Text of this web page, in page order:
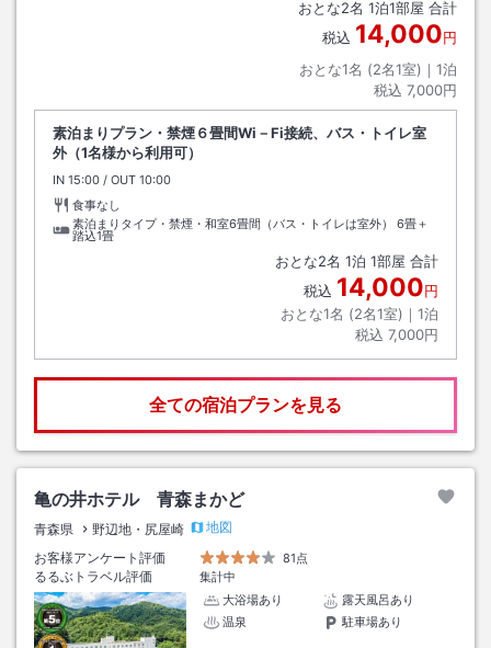
おとな2名 1泊1部屋 合計
税込 14,000円
おとな1名 (2名1室)｜ 1泊
税込 7,000円
素泊まりプラン・禁煙６畳間Wi－Fi接続、バス・トイレ室
外（1名様から利用可）
IN チェックイン
15:00 / OUT チェックアウト
10:00
食事なし
素泊まりタイプ・禁煙・和室6畳間（バス・トイレは室外）
6畳＋
踏込1畳
おとな2名 1泊 1部屋 合計
税込 14,000円
おとな1名 (2名1室)｜ 1泊
税込 7,000円
全ての宿泊プランを見る
亀の井ホテル 青森まかど
青森県 野辺地・尻屋崎
地図
お客様アンケート評価
81点
るるぶトラベル評価
集計中
大浴場あり
露天風呂あり
温泉
駐車場あり